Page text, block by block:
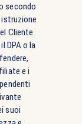
secondo
Cliente
DPA o la
e i
suoi